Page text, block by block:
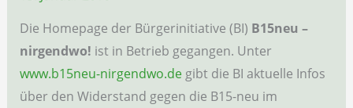
Die Homepage der Bürgerinitiative (BI) B15neu –
nirgendwo! ist in Betrieb gegangen. Unter
www.b15neu-nirgendwo.degibt die BI aktuelle Infos
über den Widerstand gegen die B15-neu im